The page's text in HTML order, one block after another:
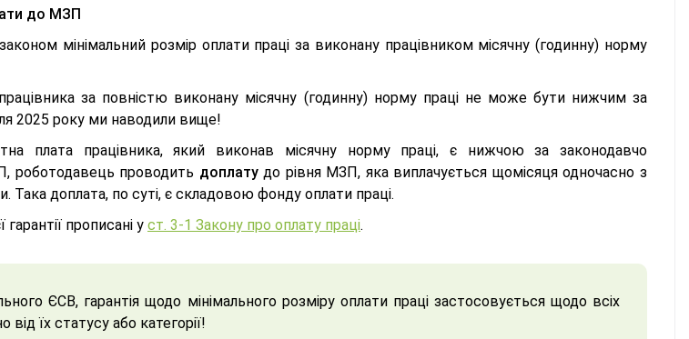
до МЗП
мінімальний розмір оплати праці за виконану працівником місячну (годинну) норму
працівника за повністю виконану місячну (годинну) норму праці не може бути нижчим за
2025 року ми наводили вище!
плата працівника, який виконав місячну норму праці, є нижчою за законодавчо
роботодавець проводить доплатудо рівня МЗП, яка виплачується щомісяця одночасно з
Така доплата, по суті, є складовою фонду оплати праці.
прописані у ст. 3-1 Закону про оплату праці.
ЄСВ, гарантія щодо мінімального розміру оплати праці застосовується щодо всіх
від їх статусу або категорії!